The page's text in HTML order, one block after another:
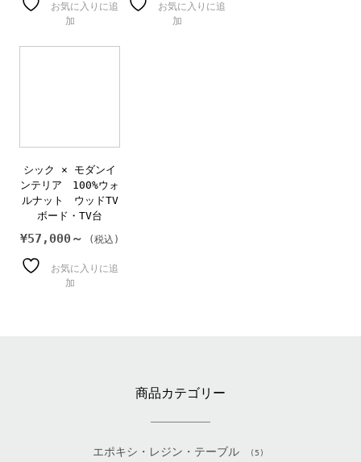
お気に入りに追
加
お気に入りに追
加
シック × モダンイ
ンテリア 100%ウォ
ルナット ウッドTV
ボード・TV台
¥57,000～
お気に入りに追
加
商品カテゴリー
エポキシ・レジン・テーブル (5)